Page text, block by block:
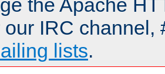
the Apache
our IRC channel,
lists.